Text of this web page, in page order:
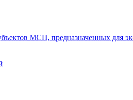
МСП, предназначенных для